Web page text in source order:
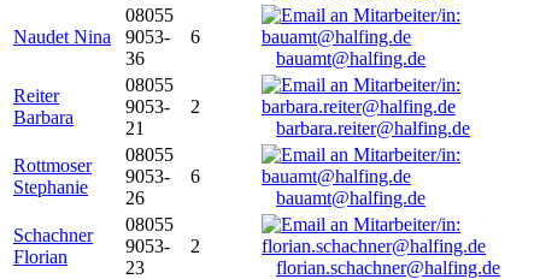
Naudet Nina
08055
9053-
36
6
bauamt@halfing.de
Reiter
Barbara
08055
9053-
21
2
barbara.reiter@halfing.de
Rottmoser
Stephanie
08055
9053-
26
6
bauamt@halfing.de
Schachner
Florian
08055
9053-
23
2
florian.schachner@halfing.de